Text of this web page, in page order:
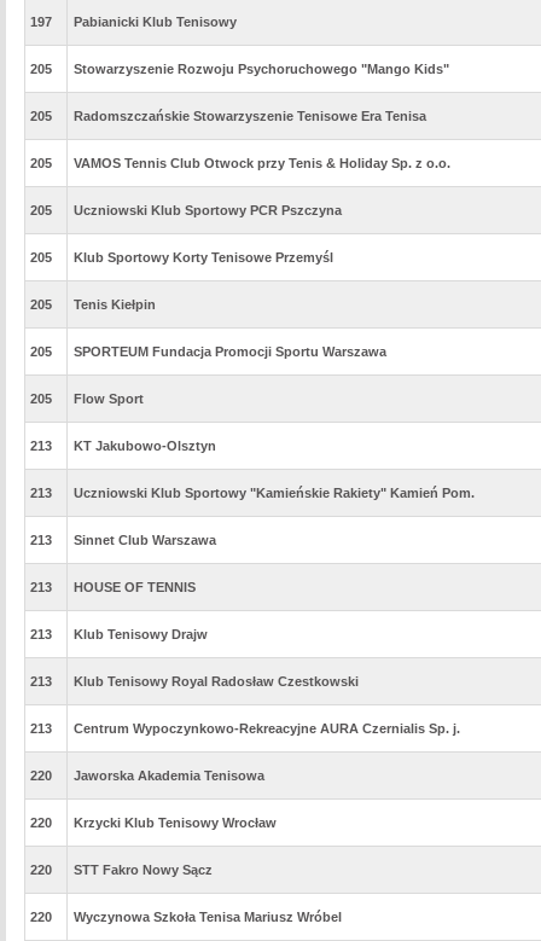
197 Pabianicki Klub Tenisowy
205 Stowarzyszenie Rozwoju Psychoruchowego "Mango Kids"
205 Radomszczańskie Stowarzyszenie Tenisowe Era Tenisa
205 VAMOS Tennis Club Otwock przy Tenis & Holiday Sp. z o.o.
205 Uczniowski Klub Sportowy PCR Pszczyna
205 Klub Sportowy Korty Tenisowe Przemyśl
205 Tenis Kiełpin
205 SPORTEUM Fundacja Promocji Sportu Warszawa
205 Flow Sport
213 KT Jakubowo-Olsztyn
213 Uczniowski Klub Sportowy "Kamieńskie Rakiety" Kamień Pom.
213 Sinnet Club Warszawa
213 HOUSE OF TENNIS
213 Klub Tenisowy Drajw
213 Klub Tenisowy Royal Radosław Czestkowski
213 Centrum Wypoczynkowo-Rekreacyjne AURA Czernialis Sp. j.
220 Jaworska Akademia Tenisowa
220 Krzycki Klub Tenisowy Wrocław
220 STT Fakro Nowy Sącz
220 Wyczynowa Szkoła Tenisa Mariusz Wróbel